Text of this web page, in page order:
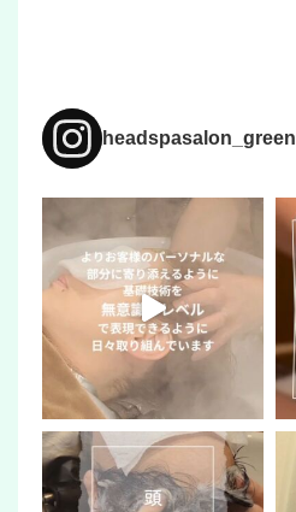
headspasalon_green